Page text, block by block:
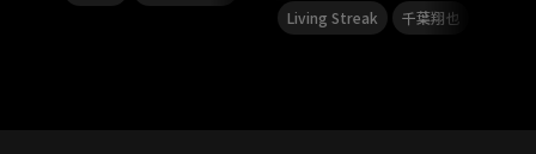
Living Streak 千葉翔也